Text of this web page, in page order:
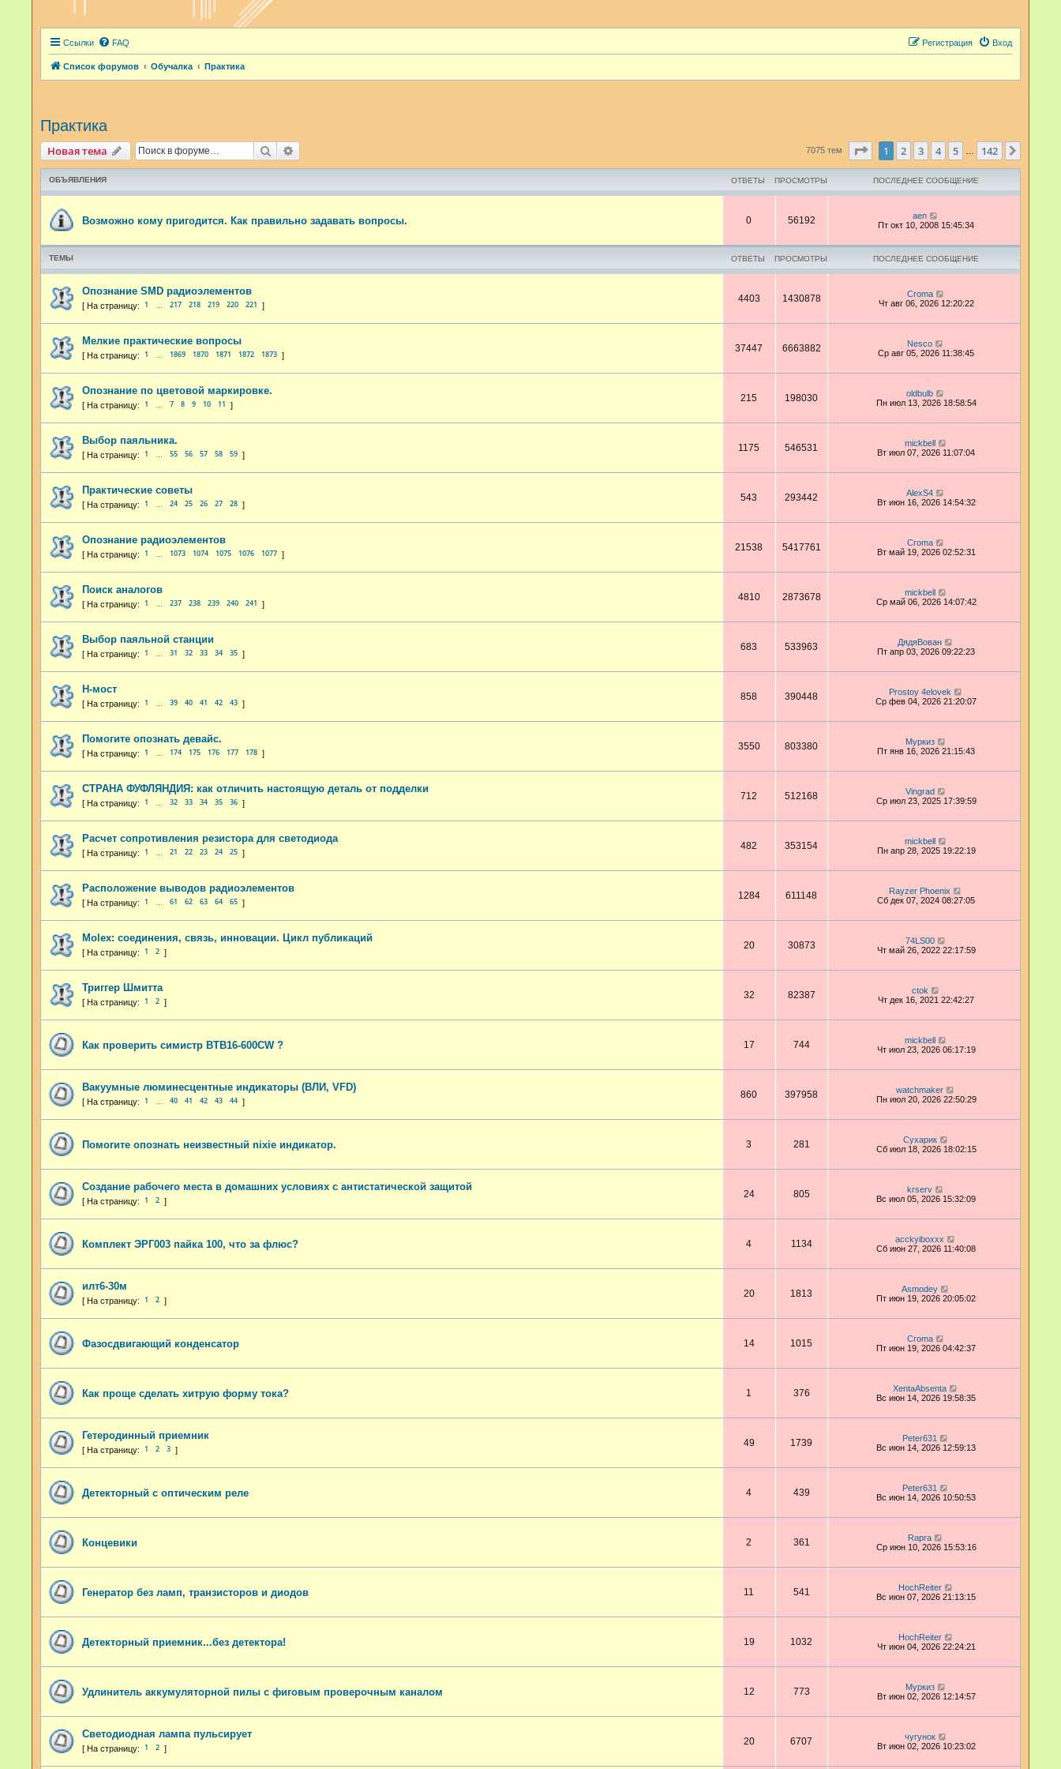
Ссылки FAQ Вход
Регистрация
Список форумов Обучалка Практика
Практика
Новая тема Поиск 7075 тем Страница1 из 142
1 2 3 4 5 142
ОБЪЯВЛЕНИЯ ОТВЕТЫ ПРОСМОТРЫ ПОСЛЕДНЕЕ СООБЩЕНИЕ
Возможно кому пригодится. Как правильно задавать вопросы. 0 56192
aen
Пт окт 10, 2008 15:45:34
ТЕМЫ ОТВЕТЫ ПРОСМОТРЫ ПОСЛЕДНЕЕ СООБЩЕНИЕ
Опознание SMD радиоэлементов
1 217 218 219 220 221
4403 1430878
Croma
Чт авг 06, 2026 12:20:22
Мелкие практические вопросы
1 1869 1870 1871 1872 1873
37447 6663882
Nesco
Ср авг 05, 2026 11:38:45
Опознание по цветовой маркировке.
1 7 8 9 10 11
215 198030
oldbulb
Пн июл 13, 2026 18:58:54
Выбор паяльника.
1 55 56 57 58 59
1175 546531
mickbell
Вт июл 07, 2026 11:07:04
Практические советы
1 24 25 26 27 28
543 293442
AlexS4
Вт июн 16, 2026 14:54:32
Опознание радиоэлементов
1 1073 1074 1075 1076 1077
21538 5417761
Croma
Вт май 19, 2026 02:52:31
Поиск аналогов
1 237 238 239 240 241
4810 2873678
mickbell
Ср май 06, 2026 14:07:42
Выбор паяльной станции
1 31 32 33 34 35
683 533963
ДядяВован
Пт апр 03, 2026 09:22:23
H-мост
1 39 40 41 42 43
858 390448
Prostoy 4elovek
Ср фев 04, 2026 21:20:07
Помогите опознать девайс.
1 174 175 176 177 178
3550 803380
Муркиз
Пт янв 16, 2026 21:15:43
СТРАНА ФУФЛЯНДИЯ: как отличить настоящую деталь от подделки
1 32 33 34 35 36
712 512168
Vingrad
Ср июл 23, 2025 17:39:59
Расчет сопротивления резистора для светодиода
1 21 22 23 24 25
482 353154
mickbell
Пн апр 28, 2025 19:22:19
Расположение выводов радиоэлементов
1 61 62 63 64 65
1284 611148
Rayzer Phoenix
Сб дек 07, 2024 08:27:05
Molex: соединения, связь, инновации. Цикл публикаций
1 2
20 30873
74LS00
Чт май 26, 2022 22:17:59
Триггер Шмитта
1 2
32 82387
ctok
Чт дек 16, 2021 22:42:27
Как проверить симистр BTB16-600CW ? 17 744
mickbell
Чт июл 23, 2026 06:17:19
Вакуумные люминесцентные индикаторы (ВЛИ, VFD)
1 40 41 42 43 44
860 397958
watchmaker
Пн июл 20, 2026 22:50:29
Помогите опознать неизвестный nixie индикатор. 3 281
Сухарик
Сб июл 18, 2026 18:02:15
Cоздание рабочего места в домашних условиях с антистатической защитой
1 2
24 805
krserv
Вс июл 05, 2026 15:32:09
Комплект ЭРГ003 пайка 100, что за флюс? 4 1134
acckyiboxxx
Сб июн 27, 2026 11:40:08
илт6-30м
1 2
20 1813
Asmodey
Пт июн 19, 2026 20:05:02
Фазосдвигающий конденсатор 14 1015
Croma
Пт июн 19, 2026 04:42:37
Как проще сделать хитрую форму тока? 1 376
XentaAbsenta
Вс июн 14, 2026 19:58:35
Гетеродинный приемник
1 2 3
49 1739
Peter631
Вс июн 14, 2026 12:59:13
Детекторный с оптическим реле 4 439
Peter631
Вс июн 14, 2026 10:50:53
Концевики 2 361
Rapra
Ср июн 10, 2026 15:53:16
Генератор без ламп, транзисторов и диодов 11 541
HochReiter
Вс июн 07, 2026 21:13:15
Детекторный приемник...без детектора! 19 1032
HochReiter
Чт июн 04, 2026 22:24:21
Удлинитель аккумуляторной пилы с фиговым проверочным каналом 12 773
Муркиз
Вт июн 02, 2026 12:14:57
Светодиодная лампа пульсирует
1 2
20 6707
чугунок
Вт июн 02, 2026 10:23:02